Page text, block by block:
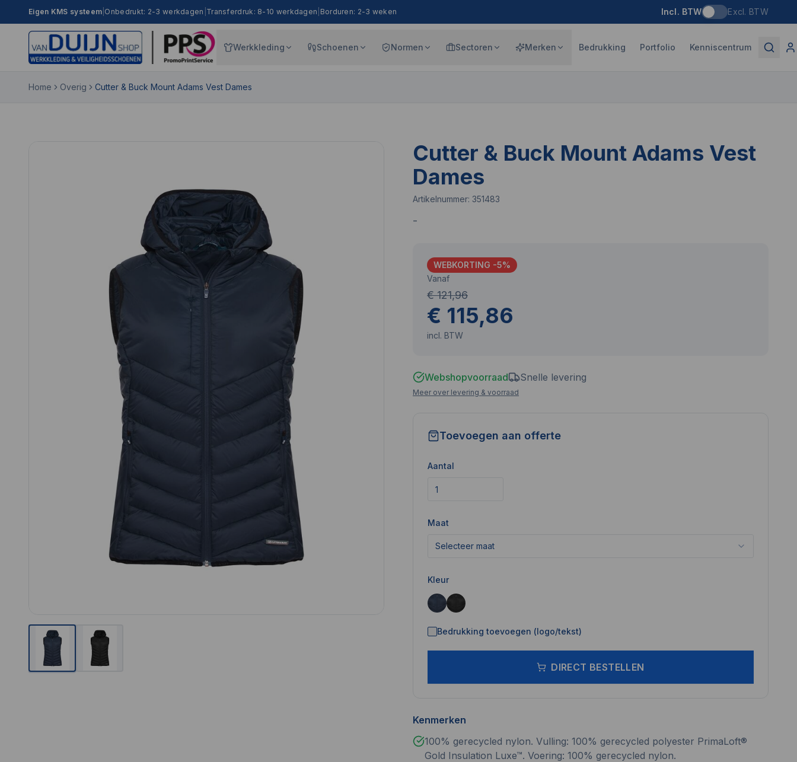
Eigen KMS systeem Onbedrukt: 2-3 werkdagen Transferdruk: 8-10 werkdagen Borduren: 2-3 weken Incl. BTW Excl. BTW
Werkkleding Schoenen Normen Sectoren Merken Bedrukking Portfolio Kenniscentrum
Home Overig Cutter & Buck Mount Adams Vest Dames
Cutter & Buck Mount Adams Vest
Dames
Artikelnummer: 351483
-
WEBKORTING -5%
Vanaf
€ 121,96
€ 115,86
incl. BTW
Webshopvoorraad Snelle levering
Meer over levering & voorraad
Toevoegen aan offerte
Aantal
Maat
Selecteer maat
Kleur
Bedrukking toevoegen (logo/tekst)
DIRECT BESTELLEN
Kenmerken
100% gerecycled nylon. Vulling: 100% gerecycled polyester PrimaLoft®
Gold Insulation Luxe™. Voering: 100% gerecycled nylon.